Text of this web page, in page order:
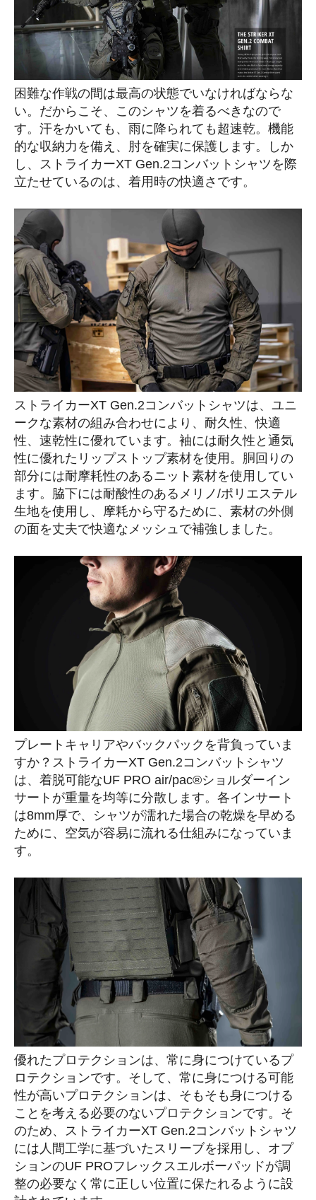
困難な作戦の間は最高の状態でいなければならな
い。だからこそ、このシャツを着るべきなので
す。汗をかいても、雨に降られても超速乾。機能
的な収納力を備え、肘を確実に保護します。しか
し、ストライカーXT Gen.2コンバットシャツを際
立たせているのは、着用時の快適さです。
ストライカーXT Gen.2コンバットシャツは、ユニ
ークな素材の組み合わせにより、耐久性、快適
性、速乾性に優れています。袖には耐久性と通気
性に優れたリップストップ素材を使用。胴回りの
部分には耐摩耗性のあるニット素材を使用してい
ます。脇下には耐酸性のあるメリノ/ポリエステル
生地を使用し、摩耗から守るために、素材の外側
の面を丈夫で快適なメッシュで補強しました。
プレートキャリアやバックパックを背負っていま
すか？ストライカーXT Gen.2コンバットシャツ
は、着脱可能なUF PRO air/pac®ショルダーイン
サートが重量を均等に分散します。各インサート
は8mm厚で、シャツが濡れた場合の乾燥を早める
ために、空気が容易に流れる仕組みになっていま
す。
優れたプロテクションは、常に身につけているプ
ロテクションです。そして、常に身につける可能
性が高いプロテクションは、そもそも身につける
ことを考える必要のないプロテクションです。そ
のため、ストライカーXT Gen.2コンバットシャツ
には人間工学に基づいたスリーブを採用し、オプ
ションのUF PROフレックスエルボーパッドが調
整の必要なく常に正しい位置に保たれるように設